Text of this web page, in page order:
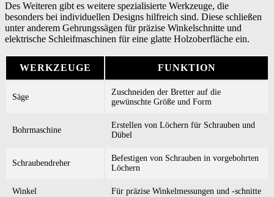
Des Weiteren gibt es weitere spezialisierte Werkzeuge, die
besonders bei individuellen Designs hilfreich sind. Diese schließen
unter anderem Gehrungssägen für präzise Winkelschnitte und
elektrische Schleifmaschinen für eine glatte Holzoberfläche ein.
WERKZEUGE FUNKTION
Säge
Zuschneiden der Bretter auf die
gewünschte Größe und Form
Bohrmaschine
Erstellen von Löchern für Schrauben und
Dübel
Schraubendreher
Befestigen von Schrauben in vorgebohrten
Löchern
Winkel Für präzise Winkelmessungen und -schnitte